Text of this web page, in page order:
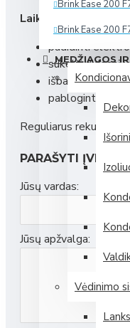
Brink Ease 200
Brink Ease 200
Daugiau
Zehnder
Mini
Mini
Plokštelinis
Plokštelinis
Daugiau
Samsung (P.
MEDŽIAGOS
Vėdinimo
Laiku nekeičiami
padidinti
sukelti didesnį
išbalansuoti
pabloginti
Reguliarus
PARAŠYTI
Jūsų vardas:
Jūsų apžvalga: